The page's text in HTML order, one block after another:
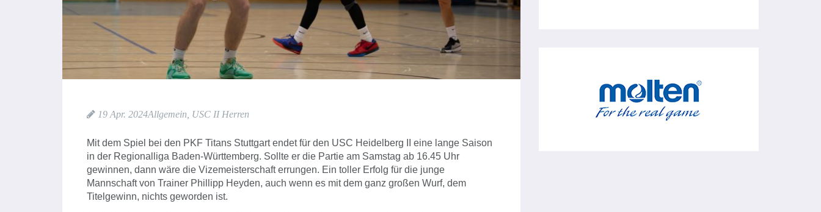
19 Apr. 2024Allgemein USC II Herren
Mit dem Spiel bei den PKF Titans Stuttgart endet für den USC Heidelberg II eine lange Saison
in der Regionalliga Baden-Württemberg. Sollte er die Partie am Samstag ab 16.45 Uhr
gewinnen, dann wäre die Vizemeisterschaft errungen. Ein toller Erfolg für die junge
Mannschaft von Trainer Phillipp Heyden, auch wenn es mit dem ganz großen Wurf, dem
Titelgewinn, nichts geworden ist.